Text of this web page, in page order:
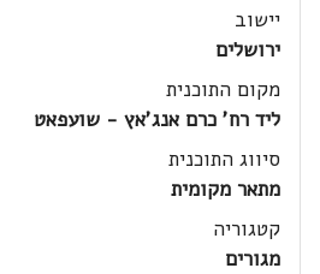
יישוב
ירושלים
מקום התוכנית
ליד רח' כרם אנג'אץ - שועפאט
סיווג התוכנית
מתאר מקומית
קטגוריה
מגורים